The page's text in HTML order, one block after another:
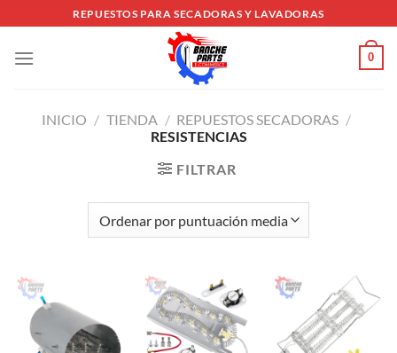
al
contenido
REPUESTOS PARA SECADORAS Y LAVADORAS
0
INICIO / TIENDA / REPUESTOS SECADORAS /
RESISTENCIAS
FILTRAR